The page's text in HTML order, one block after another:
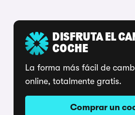
DISFRUTA EL
COCHE
La forma más fácil de
online, totalmente gratis.
Comprar un